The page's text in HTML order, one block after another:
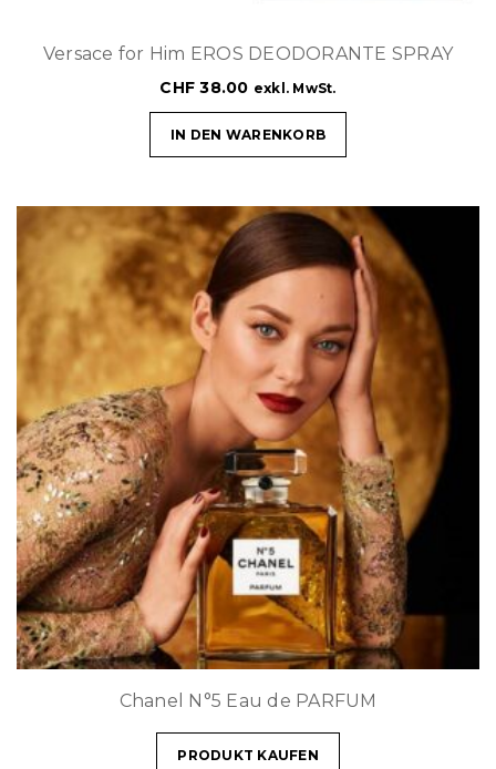
Versace for Him EROS DEODORANTE SPRAY
CHF 38.00 exkl. MwSt.
IN DEN WARENKORB
Chanel N°5 Eau de PARFUM
PRODUKT KAUFEN